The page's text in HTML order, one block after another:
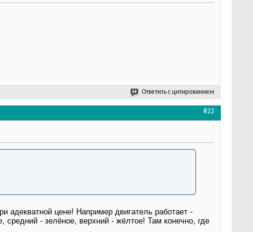
Ответить с цитированием
#22
адекватной цене! Например двигатель работает -
средний - зелёное, верхний - жёлтое! Там конечно, где